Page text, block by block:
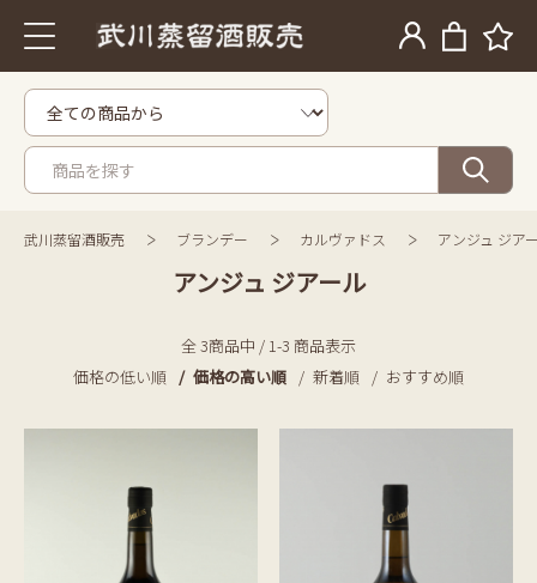
武川蒸留酒販売 ブランデー カルヴァドス アンジュ ジア
アンジュ ジアール
全 3商品中 / 1-3 商品表示
価格の低い順
価格の高い順 新着順 おすすめ順